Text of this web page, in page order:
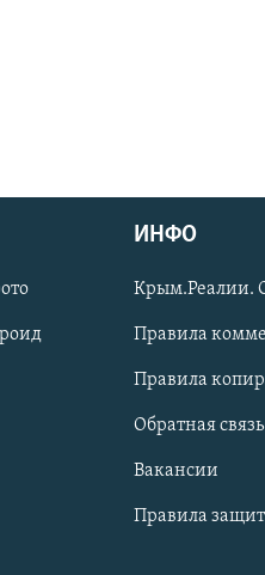
ИНФО
Крым.Реалии.
Правила
Правила
Обратная связь
Вакансии
Правила